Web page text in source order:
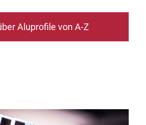
Aluprofile von A-Z